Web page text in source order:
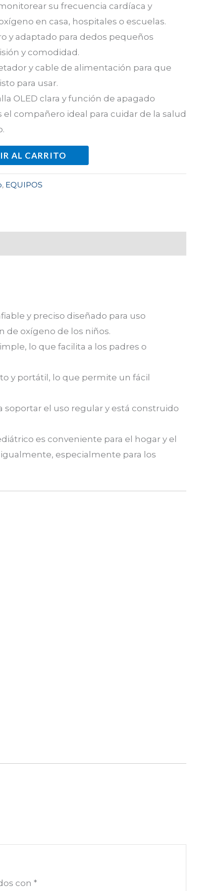
su frecuencia cardíaca y
en casa, hospitales o escuelas.
y adaptado para dedos pequeños
y comodidad.
y cable de alimentación para que
para usar.
OLED clara y función de apagado
el compañero ideal para cuidar de la salud
AL CARRITO
, EQUIPOS
y preciso diseñado para uso
de oxígeno de los niños.
lo que facilita a los padres o
y portátil, lo que permite un fácil
soportar el uso regular y está construido
es conveniente para el hogar y el
especialmente para los
con*